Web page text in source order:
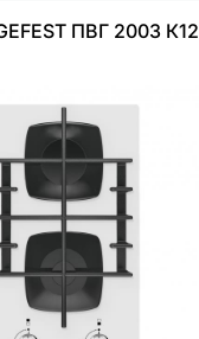
ПВГ 2003 К12